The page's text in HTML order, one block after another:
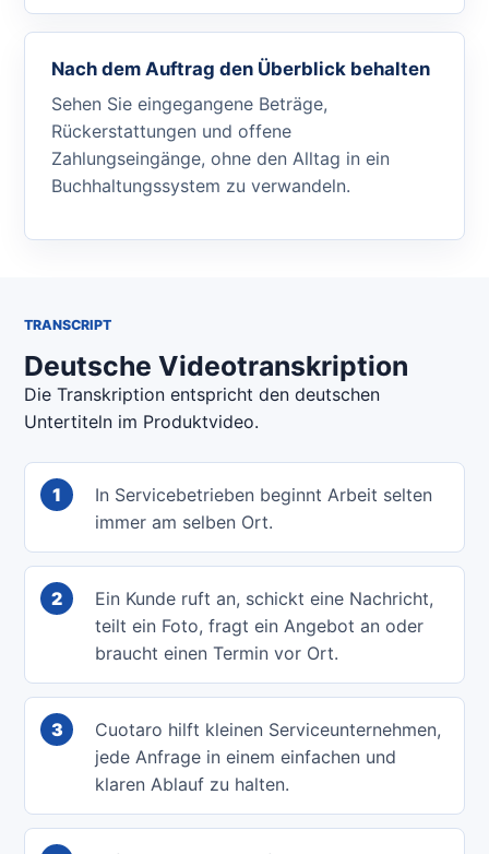
Nach dem Auftrag den Überblick behalten
Sehen Sie eingegangene Beträge,
Rückerstattungen und offene
Zahlungseingänge, ohne den Alltag in ein
Buchhaltungssystem zu verwandeln.
TRANSCRIPT
Deutsche Videotranskription
Die Transkription entspricht den deutschen
Untertiteln im Produktvideo.
1
In Servicebetrieben beginnt Arbeit selten
immer am selben Ort.
2
Ein Kunde ruft an, schickt eine Nachricht,
teilt ein Foto, fragt ein Angebot an oder
braucht einen Termin vor Ort.
3
Cuotaro hilft kleinen Serviceunternehmen,
jede Anfrage in einem einfachen und
klaren Ablauf zu halten.